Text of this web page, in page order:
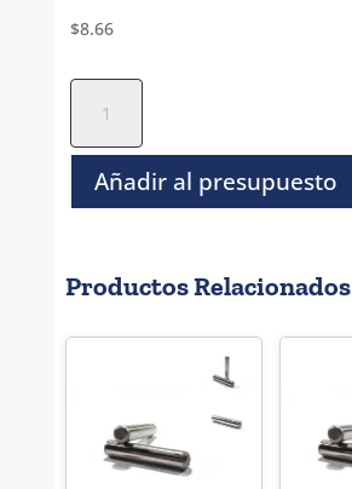
$8.66
Solido
Rectificado
Inoxidable
-
1"
Añadir al presupuesto
Productos Relacionados